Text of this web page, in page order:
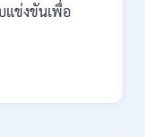
แข่งขันเพื่อ